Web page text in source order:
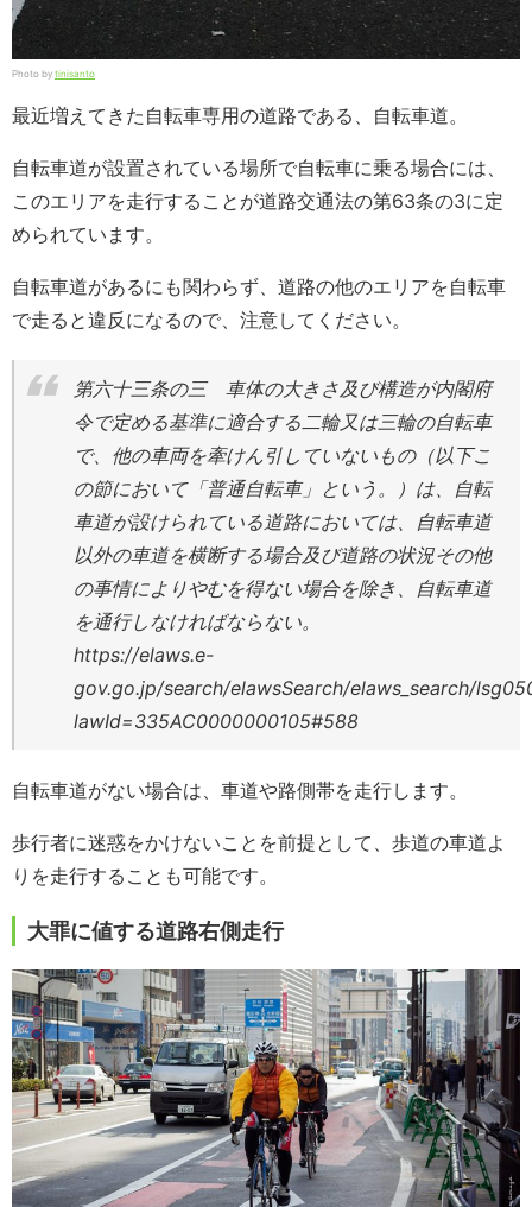
Photo by tinisanto
最近増えてきた自転車専用の道路である、自転車道。
自転車道が設置されている場所で自転車に乗る場合には、
このエリアを走行することが道路交通法の第63条の3に定
められています。
自転車道があるにも関わらず、道路の他のエリアを自転車
で走ると違反になるので、注意してください。
第六十三条の三 車体の大きさ及び構造が内閣府
令で定める基準に適合する二輪又は三輪の自転車
で、他の車両を牽けん引していないもの（以下こ
の節において「普通自転車」という。）は、自転
車道が設けられている道路においては、自転車道
以外の車道を横断する場合及び道路の状況その他
の事情によりやむを得ない場合を除き、自転車道
を通行しなければならない。
https://elaws.e-
gov.go.jp/search/elawsSearch/elaws_search/
lawId=335AC0000000105#588
自転車道がない場合は、車道や路側帯を走行します。
歩行者に迷惑をかけないことを前提として、歩道の車道よ
りを走行することも可能です。
大罪に値する道路右側走行